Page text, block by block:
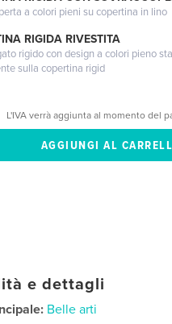
a colori pieni su copertina in lino
RIGIDA RIVESTITA
rigido con design a colori pieno
sulla copertina rigid
L'IVA verrà aggiunta al momento del
e dettagli
Belle arti